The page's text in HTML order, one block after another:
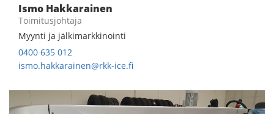
Ismo Hakkarainen
Toimitusjohtaja
Myynti ja jälkimarkkinointi
0400 635 012
ismo.hakkarainen@rkk-ice.fi